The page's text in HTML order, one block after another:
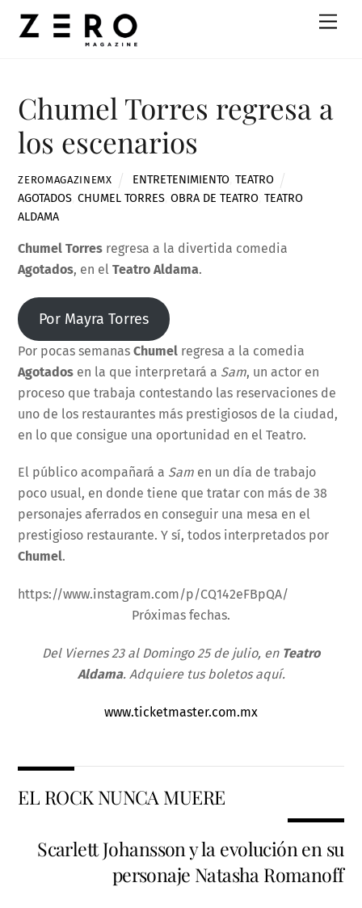
Chumel Torres regresa a
los escenarios
ZEROMAGAZINEMX ENTRETENIMIENTO, TEATRO
AGOTADOS ,CHUMEL TORRES ,OBRA DE TEATRO ,TEATRO
ALDAMA
Chumel Torres regresa a la divertida comedia
Agotados, en elTeatro Aldama.
Por Mayra Torres
Por pocas semanas Chumel regresa a la comedia
Agotados en la que interpretará a Sam, un actor en
proceso que trabaja contestando las reservaciones de
uno de los restaurantes más prestigiosos de la ciudad,
en lo que consigue una oportunidad en el Teatro.
El público acompañará a Sam en un día de trabajo
poco usual, en donde tiene que tratar con más de 38
personajes aferrados en conseguir una mesa en el
prestigioso restaurante. Y sí, todos interpretados por
Chumel.
https://www.instagram.com/p/CQ142eFBpQA/
Próximas fechas.
Del Viernes 23 al Domingo 25 de julio, en Teatro
Aldama. Adquiere tus boletos aquí.
www.ticketmaster.com.mx
EL ROCK NUNCA MUERE
Scarlett Johansson y la evolución en su
personaje Natasha Romanoff